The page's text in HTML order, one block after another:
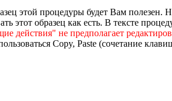
этой процедуры будет Вам полезен.
этот образец как есть. В тексте
действия" не предполагает
Copy, Paste (сочетание